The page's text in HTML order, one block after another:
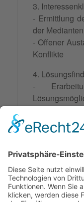
3.
- Ermittlung
der Medianten
- Offener
Konflikte
4.
-
-
einer für alle
- Schriftliche
Lösungen
-
alle